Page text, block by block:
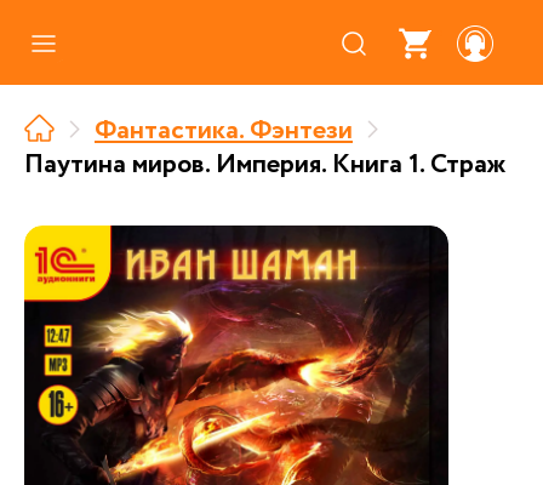
Где купить
О нас
Партнерам
Фантастика. Фэнтези
Паутина миров. Империя. Книга 1. Страж